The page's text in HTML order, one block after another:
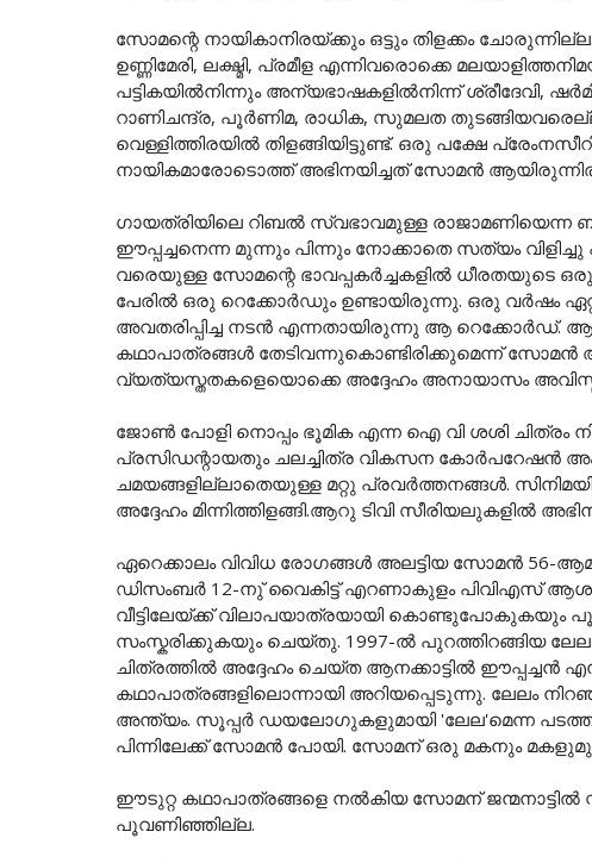
സോമന്റെ നായികാനിരയ്ക്കും ഒട്ടും തിളക്കം
ഉണ്ണിമേരി, ലക്ഷ്മി, പ്രമീള എന്നിവരൊക്കെ
പട്ടികയിൽനിന്നും അന്യഭാഷകളിൽനിന്ന് ശ്രീദേവി,
റാണിചന്ദ്ര, പൂർണിമ, രാധിക, സുമലത
വെള്ളിത്തിരയിൽ തിളങ്ങിയിട്ടുണ്ട്. ഒരു പക്ഷേ
നായികമാരോടൊത്ത് അഭിനയിച്ചത് സോമൻ
ഗായത്രിയിലെ റിബൽ സ്വഭാവമുള്ള രാജാമണിയെന്ന
ഈപ്പച്ചനെന്ന മുന്നും പിന്നും നോക്കാതെ സത്യം
വരെയുള്ള സോമന്റെ ഭാവപ്പകർച്ചകളിൽ ധീരതയുടെ
പേരിൽ ഒരു റെക്കോർഡും ഉണ്ടായിരുന്നു. ഒരു വർഷം
അവതരിപ്പിച്ച നടൻ എന്നതായിരുന്നു ആ റെക്കോർഡ്.
കഥാപാത്രങ്ങൾ തേടിവന്നുകൊണ്ടിരിക്കുമെന്ന്
വ്യത്യസ്തതകളെയൊക്കെ അദ്ദേഹം അനായാസം
ജോൺ പോളി നൊപ്പം ഭൂമിക എന്ന ഐ വി ശശി
പ്രസിഡന്റായതും ചലച്ചിത്ര വികസന കോർപറേഷൻ
ചമയങ്ങളില്ലാതെയുള്ള മറ്റു പ്രവർത്തനങ്ങൾ.
അദ്ദേഹം മിന്നിത്തിളങ്ങി.ആറു ടിവി സീരിയലുകളിൽ
ഏറെക്കാലം വിവിധ രോഗങ്ങൾ അലട്ടിയ സോമൻ 56-
ഡിസം‌ബർ 12-നു് വൈകിട്ട് എറണാകുളം പിവിഎസ്
വീട്ടിലേയ്ക്ക് വിലാപയാത്രയായി
സംസ്കരിക്കുകയും ചെയ്തു. 1997-ൽ പുറത്തിറങ്ങിയ
ചിത്രത്തിൽ അദ്ദേഹം ചെയ്ത ആനക്കാട്ടിൽ ഈപ്പച്ചൻ
കഥാപാത്രങ്ങളിലൊന്നായി അറിയപ്പെടുന്നു. ലേലം
അന്ത്യം. സൂപ്പര്‍ ഡയലോഗുകളുമായി 'ലേല'മെന്ന പടത്തില്‍
പിന്നിലേക്ക് സോമന്‍ പോയി. സോമന് ഒരു മകനും
ഈടുറ്റ കഥാപാത്രങ്ങളെ നല്‍കിയ സോമന്
പൂവണിഞ്ഞില്ല.